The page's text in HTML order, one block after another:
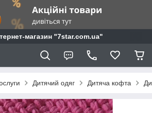
магазин "7star.com.ua"
Дитячий одяг Дитяча кофта